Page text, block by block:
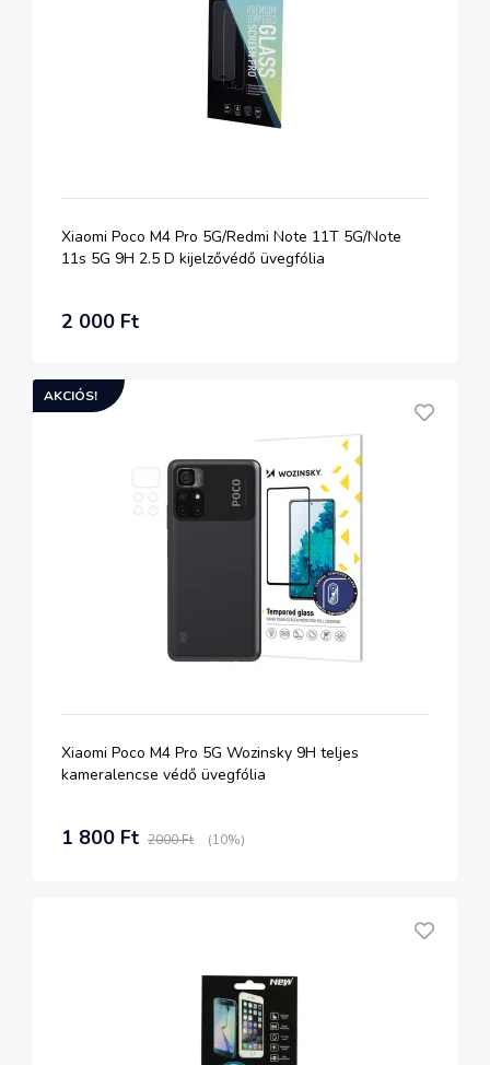
Xiaomi Poco M4 Pro 5G/Redmi Note 11T 5G/Note
11s 5G 9H 2.5 D kijelzővédő üvegfólia
2 000 Ft
AKCIÓS!
Xiaomi Poco M4 Pro 5G Wozinsky 9H teljes
kameralencse védő üvegfólia
1 800 Ft 2000 Ft (10%)